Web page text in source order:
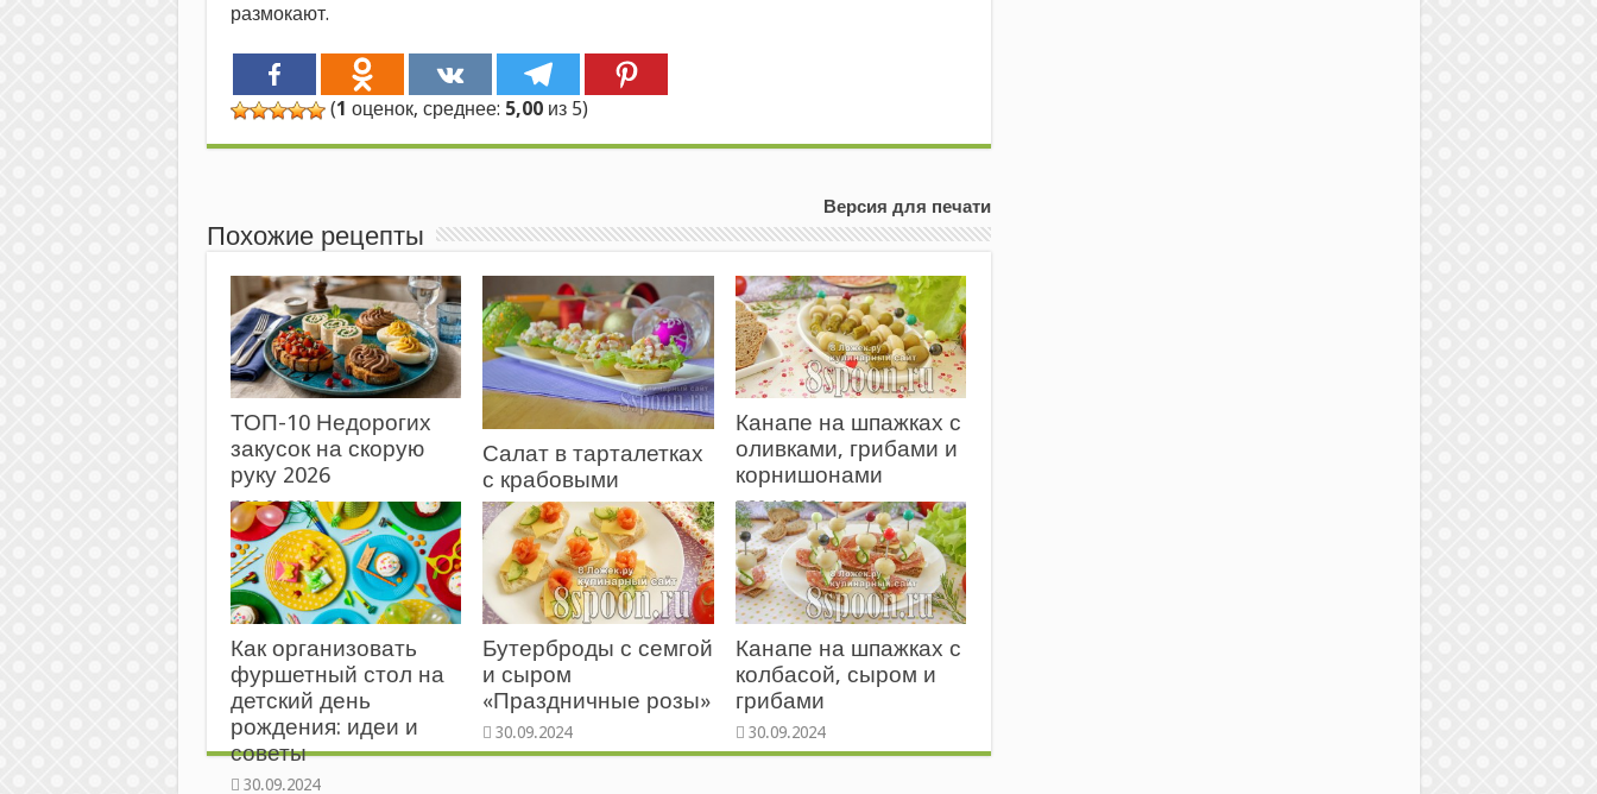
размокают.
(1 оценок, среднее: 5,00из 5)
Версия для печати
Похожие рецепты
ТОП-10 Недорогих
закусок на скорую
руку 2026
Салат в тарталетках
с крабовыми
палочками, оливками
и ананасом
Канапе на шпажках с
оливками, грибами и
корнишонами
Как организовать
фуршетный стол на
детский день
рождения: идеи и
советы
Бутерброды с семгой
и сыром
«Праздничные розы»
Канапе на шпажках с
колбасой, сыром и
грибами